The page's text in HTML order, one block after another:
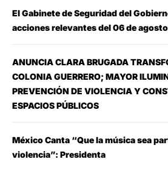
El Gabinete de Seguridad del
acciones relevantes del 06 de
ANUNCIA CLARA BRUGADA
COLONIA GUERRERO; MAYOR
PREVENCIÓN DE VIOLENCIA Y
ESPACIOS PÚBLICOS
México Canta “Que la música sea
violencia”: Presidenta